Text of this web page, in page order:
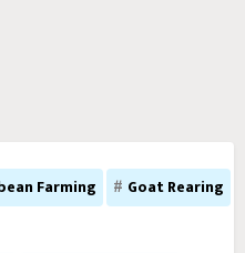
Farming
Goat Rearing